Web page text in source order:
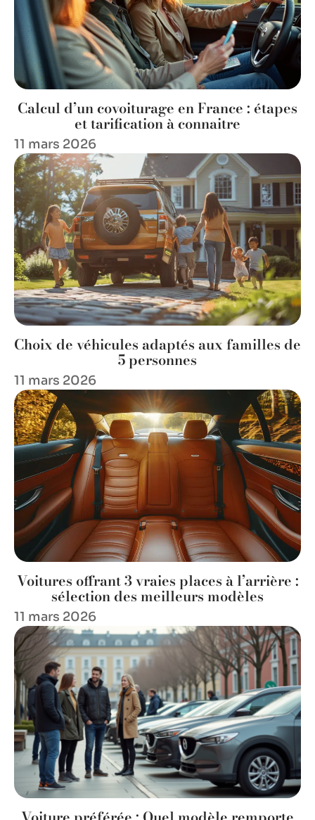
Calcul d’un covoiturage en France : étapes
et tarification à connaitre
11 mars 2026
Choix de véhicules adaptés aux familles de
5 personnes
11 mars 2026
Voitures offrant 3 vraies places à l’arrière :
sélection des meilleurs modèles
11 mars 2026